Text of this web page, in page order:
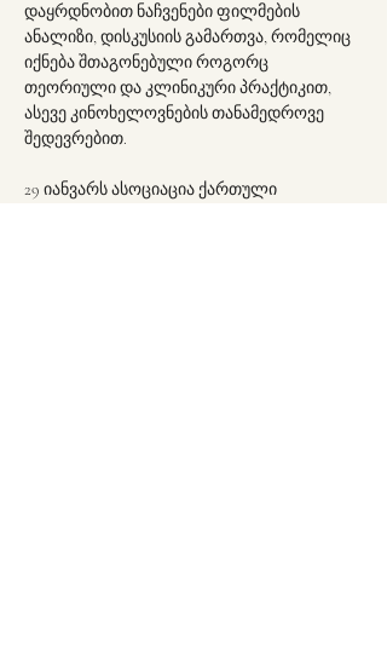
დაყრდნობით ნაჩვენები ფილმების
ანალიზი, დისკუსიის გამართვა, რომელიც
იქნება შთაგონებული როგორც
თეორიული და კლინიკური პრაქტიკით,
ასევე კინოხელოვნების თანამედროვე
შედევრებით.
29 იანვარს ასოციაცია ქართული